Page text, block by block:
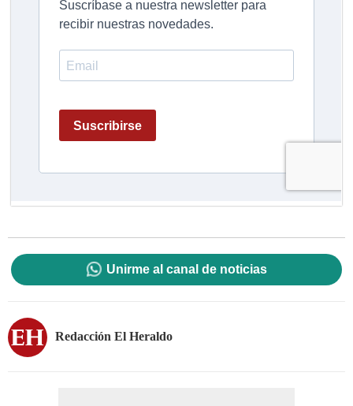
Unirme al canal de noticias
Redacción El Heraldo